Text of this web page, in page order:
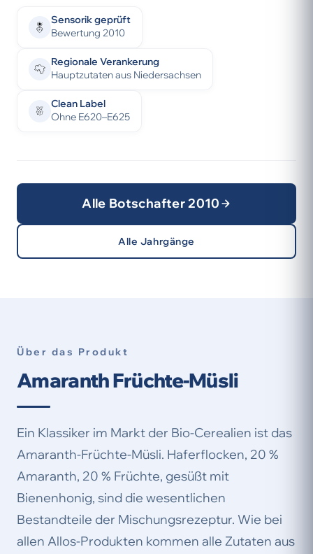
Sensorik geprüft
Bewertung 2010
Regionale Verankerung
Hauptzutaten aus Niedersachsen
Clean Label
Ohne E620–E625
Alle Botschafter 2010
Alle Jahrgänge
Über das Produkt
Amaranth Früchte-Müsli
Ein Klassiker im Markt der Bio-Cerealien ist das
Amaranth-Früchte-Müsli. Haferflocken, 20 %
Amaranth, 20 % Früchte, gesüßt mit
Bienenhonig, sind die wesentlichen
Bestandteile der Mischungsrezeptur. Wie bei
allen Allos-Produkten kommen alle Zutaten aus